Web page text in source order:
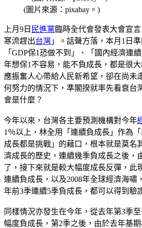
(圖片來源：pixabay。)
上月9日 民進黨臨時全代會發表大會宣
寒流趕出台灣 」。話聲方落，本月1日
「GDP保1恐做不到」、「國內經濟連
年想保1不容易，能不負成長，都是很
應振奮人心帶給人民新希望，卻在尚未
何努力的情況下，準閣揆就率先看衰台
會是什麼？
今年以來，台灣各主要預測機構對今年
1％以上，林全用「連續負成長」作為
成長都是挑戰」的藉口，根本就是莫名
濟成長的歷史，連續幾季負成長之後，
了，接下來就是較大幅度成長反彈，此
連續負成長，以及2008年全球經濟海嘯
年前3季連續5季負成長，都可以得到驗
同樣情況亦發生在今年，從去年第3季
幅度負成長，第2季之後，由於去年基